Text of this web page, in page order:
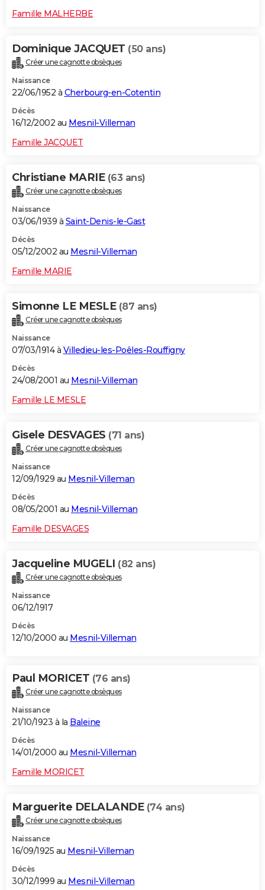
Famille MALHERBE
Dominique JACQUET (50 ans)
Créer une cagnotte obsèques
Naissance
22/06/1952 à Cherbourg-en-Cotentin
Décès
16/12/2002 au Mesnil-Villeman
Famille JACQUET
Christiane MARIE (63 ans)
Créer une cagnotte obsèques
Naissance
03/06/1939 à Saint-Denis-le-Gast
Décès
05/12/2002 au Mesnil-Villeman
Famille MARIE
Simonne LE MESLE (87 ans)
Créer une cagnotte obsèques
Naissance
07/03/1914 à Villedieu-les-Poêles-Rouffigny
Décès
24/08/2001 au Mesnil-Villeman
Famille LE MESLE
Gisele DESVAGES (71 ans)
Créer une cagnotte obsèques
Naissance
12/09/1929 au Mesnil-Villeman
Décès
08/05/2001 au Mesnil-Villeman
Famille DESVAGES
Jacqueline MUGELI (82 ans)
Créer une cagnotte obsèques
Naissance
06/12/1917
Décès
12/10/2000 au Mesnil-Villeman
Paul MORICET (76 ans)
Créer une cagnotte obsèques
Naissance
21/10/1923 à la Baleine
Décès
14/01/2000 au Mesnil-Villeman
Famille MORICET
Marguerite DELALANDE (74 ans)
Créer une cagnotte obsèques
Naissance
16/09/1925 au Mesnil-Villeman
Décès
30/12/1999 au Mesnil-Villeman